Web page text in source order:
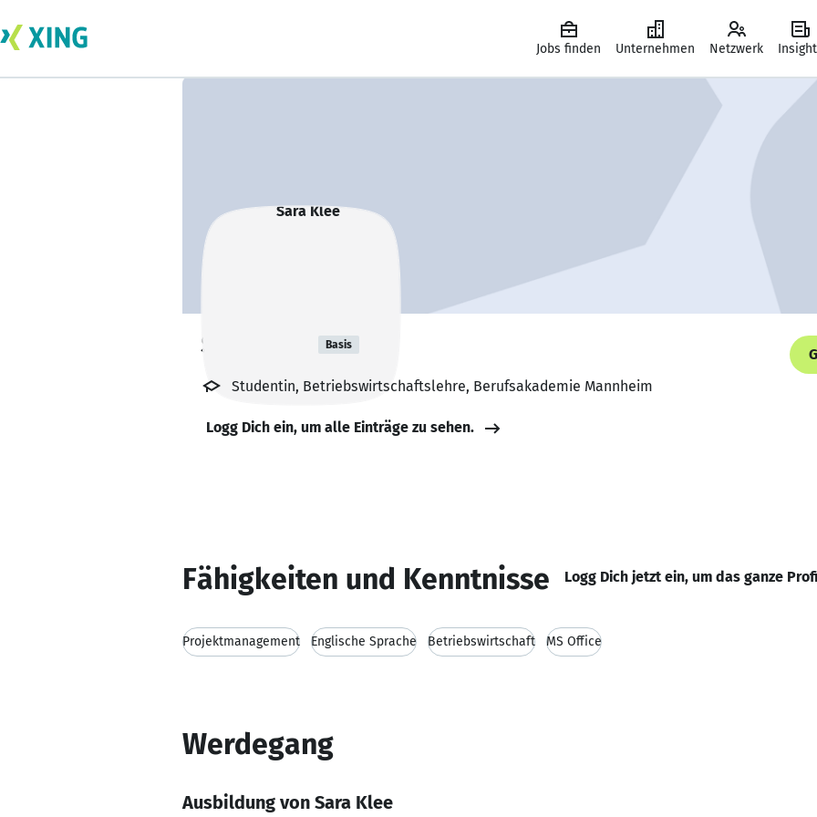
Jobs finden Unternehmen Netzwerk
Sara Klee Basis
Studentin, Betriebswirtschaftslehre, Berufsakademie Mannheim
Logg Dich ein, um alle Einträge zu sehen.
Fähigkeiten und Kenntnisse Logg Dich jetzt ein, um das ganze
Projektmanagement Englische Sprache Betriebswirtschaft MS Office
Werdegang
Ausbildung von Sara Klee